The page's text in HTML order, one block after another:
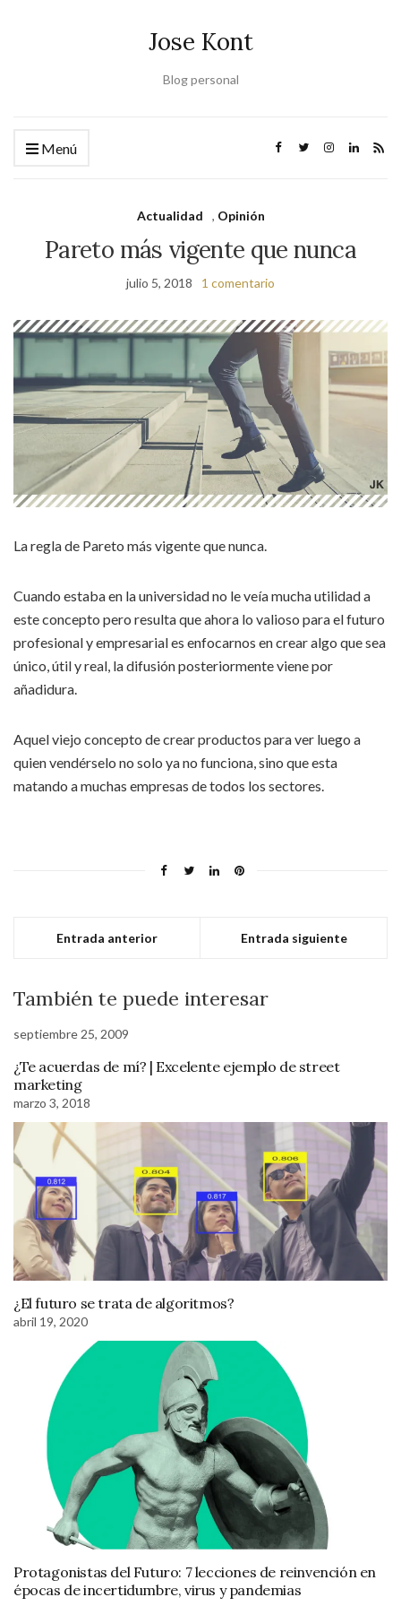
Jose Kont
Blog personal
Menú
Actualidad , Opinión
Pareto más vigente que nunca
julio 5, 2018 1 comentario
La regla de Pareto más vigente que nunca.
Cuando estaba en la universidad no le veía mucha utilidad a
este concepto pero resulta que ahora lo valioso para el futuro
profesional y empresarial es enfocarnos en crear algo que sea
único, útil y real, la difusión posteriormente viene por
añadidura.
Aquel viejo concepto de crear productos para ver luego a
quien vendérselo no solo ya no funciona, sino que esta
matando a muchas empresas de todos los sectores.
Entrada anterior Entrada siguiente
También te puede interesar
septiembre 25, 2009
¿Te acuerdas de mí? | Excelente ejemplo de street
marketing
marzo 3, 2018
¿El futuro se trata de algoritmos?
abril 19, 2020
Protagonistas del Futuro: 7 lecciones de reinvención en
épocas de incertidumbre, virus y pandemias